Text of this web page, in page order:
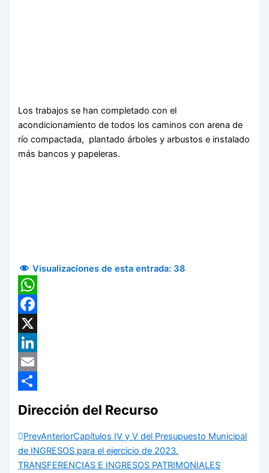
Los trabajos se han completado con el
acondicionamiento de todos los caminos con arena de
río compactada, plantado árboles y arbustos e instalado
más bancos y papeleras.
Visualizaciones de esta entrada: 38
WhatsApp
Facebook
X
LinkedIn
Email
Dirección del Recurso
PrevAnteriorCapítulos IV y V del Presupuesto Municipal
de INGRESOS para el ejercicio de 2023.
TRANSFERENCIAS E INGRESOS PATRIMONIALES